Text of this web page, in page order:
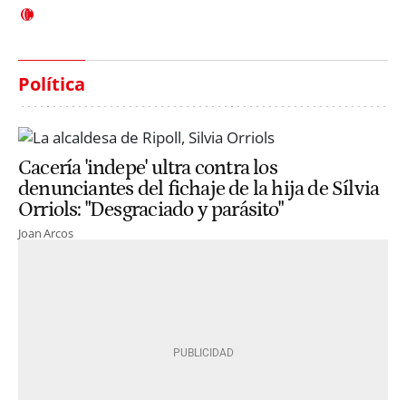
Política
Cacería 'indepe' ultra contra los
denunciantes del fichaje de la hija de Sílvia
Orriols: "Desgraciado y parásito"
Joan Arcos